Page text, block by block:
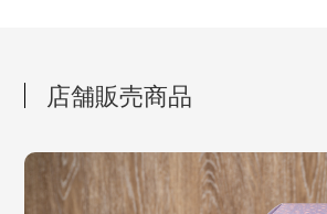
店舗販売商品